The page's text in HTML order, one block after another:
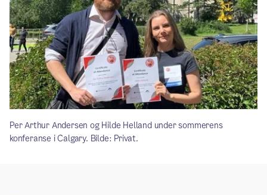
Per Arthur Andersen og Hilde Helland under sommerens
konferanse i Calgary. Bilde: Privat.